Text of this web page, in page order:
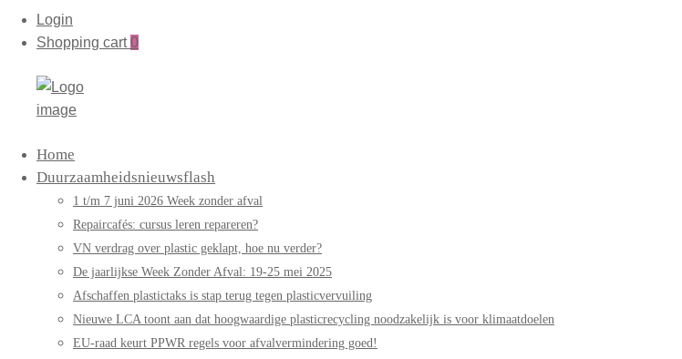
Login
Shopping cart 0
again
Primary
Menu
Home
Duurzaamheidsnieuwsflash
1 t/m 7 juni 2026 Week zonder afval
Repaircafés: cursus leren repareren?
VN verdrag over plastic geklapt, hoe nu verder?
De jaarlijkse Week Zonder Afval: 19-25 mei 2025
Afschaffen plastictaks is stap terug tegen plasticvervuiling
Nieuwe LCA toont aan dat hoogwaardige plasticrecycling noodzakelijk is voor klimaatdoelen
EU-raad keurt PPWR regels voor afvalvermindering goed!